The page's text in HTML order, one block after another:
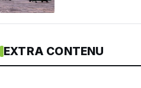
EXTRA CONTENU